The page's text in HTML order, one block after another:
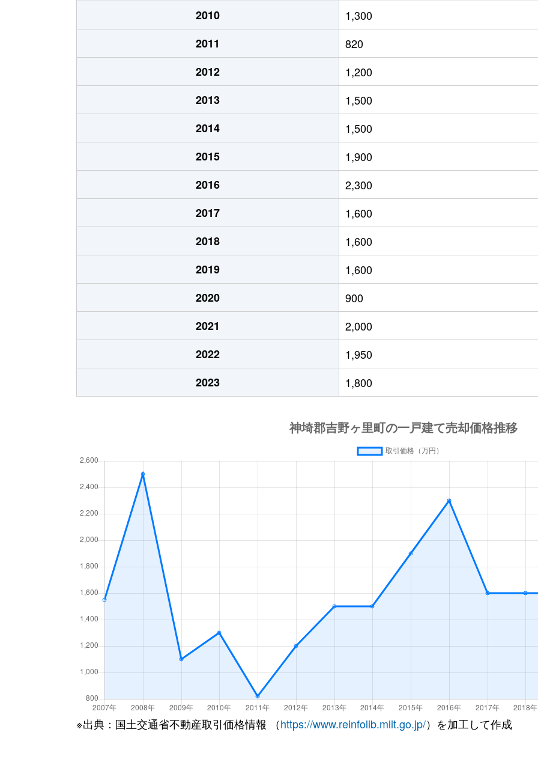
2010
1,300
2011
820
2012
1,200
2013
1,500
2014
1,500
2015
1,900
2016
2,300
2017
1,600
2018
1,600
2019
1,600
2020
900
2021
2,000
2022
1,950
2023
1,800
※出典：国土交通省不動産取引価格情報 （https://www.reinfolib.mlit.go.jp/）を加工して作成